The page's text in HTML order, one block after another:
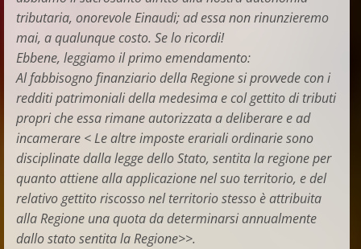
tributaria, onorevole Einaudi; ad essa non rinunzieremo
mai, a qualunque costo. Se lo ricordi!
Ebbene, leggiamo il primo emendamento:
Al fabbisogno finanziario della Regione si provvede con i
redditi patrimoniali della medesima e col gettito di tributi
propri che essa rimane autorizzata a deliberare e ad
incamerare < Le altre imposte erariali ordinarie sono
disciplinate dalla legge dello Stato, sentita la regione per
quanto attiene alla applicazione nel suo territorio, e del
relativo gettito riscosso nel territorio stesso è attribuita
alla Regione una quota da determinarsi annualmente
dallo stato sentita la Regione>>.